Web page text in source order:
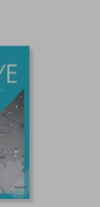
$ 40.64